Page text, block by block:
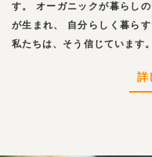
よく
取扱
す。
オーガニックが暮らし
が生まれ、
自分らしく暮ら
私たちは、そう信じています。
詳